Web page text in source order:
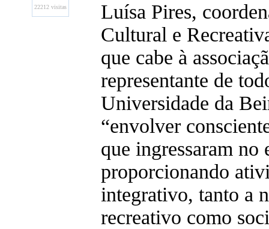
22212 visitas
Luísa Pires,
Cultural e
que cabe à
representante de
Universidade da
“envolver
que ingressaram no
proporcionando
integrativo, tanto a
recreativo como